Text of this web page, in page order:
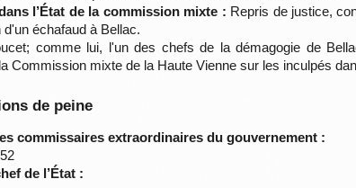
l’État de la commission mixte : Repris de justice,
échafaud à Bellac.
comme lui, l'un des chefs de la démagogie de
Commission mixte de la Haute Vienne sur les inculpés
de peine
commissaires extraordinaires du gouvernement :
de l’État :